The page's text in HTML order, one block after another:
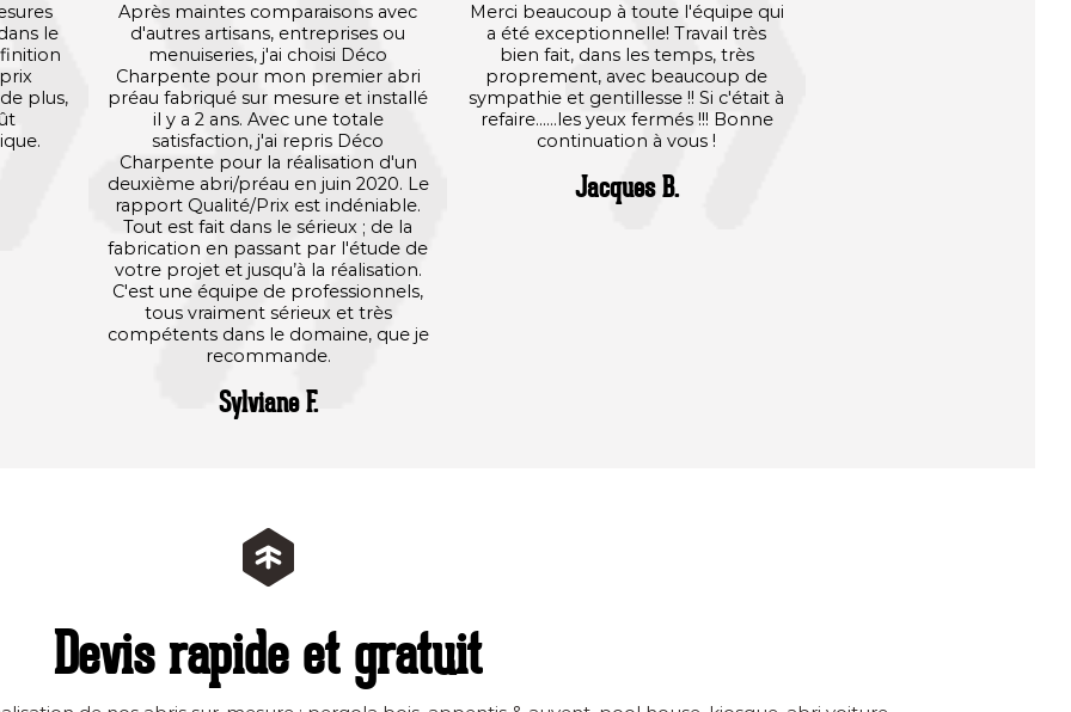
le
plus,
Après maintes comparaisons avec
d'autres artisans, entreprises ou
menuiseries, j'ai choisi Déco
Charpente pour mon premier abri
préau fabriqué sur mesure et installé
il y a 2 ans. Avec une totale
satisfaction, j'ai repris Déco
Charpente pour la réalisation d'un
deuxième abri/préau en juin 2020. Le
rapport Qualité/Prix est indéniable.
Tout est fait dans le sérieux ; de la
fabrication en passant par l'étude de
votre projet et jusqu’à la réalisation.
C'est une équipe de professionnels,
tous vraiment sérieux et très
compétents dans le domaine, que je
recommande.
Sylviane F.
Merci beaucoup à toute l'équipe qui
a été exceptionnelle! Travail très
bien fait, dans les temps, très
proprement, avec beaucoup de
sympathie et gentillesse !! Si c'était à
refaire......les yeux fermés !!! Bonne
continuation à vous !
Jacques B.
Devis rapide et gratuit